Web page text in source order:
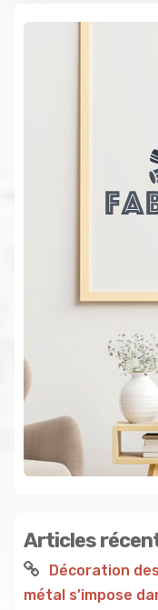
Articles
Décoration
métal s’impose